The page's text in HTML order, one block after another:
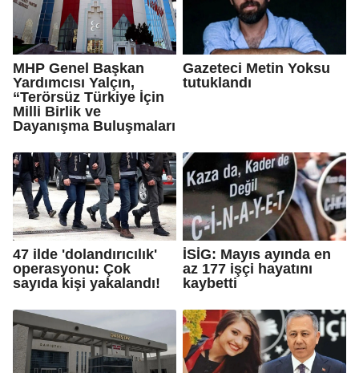
MHP Genel Başkan
Yardımcısı Yalçın,
“Terörsüz Türkiye İçin
Milli Birlik ve
Dayanışma Buluşmaları
Gazeteci Metin Yoksu
tutuklandı
47 ilde 'dolandırıcılık'
operasyonu: Çok
sayıda kişi yakalandı!
İSİG: Mayıs ayında en
az 177 işçi hayatını
kaybetti